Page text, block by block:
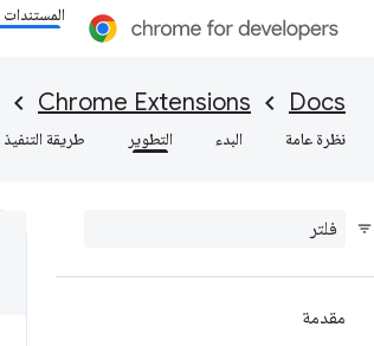
المستندات
Docs
Chrome Extensions
نظرة عامة البدء التطوير طريقة التنفيذ
مقدمة